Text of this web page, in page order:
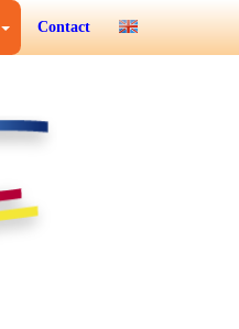
Contact